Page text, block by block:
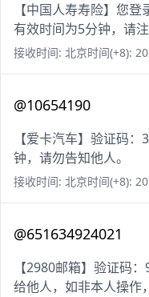
【中国人寿寿险】您
有效时间为5分钟，请注
接收时间: 北京时间(+8):
@10654190
【爱卡汽车】验证码
钟，请勿告知他人。
接收时间: 北京时间(+8):
@651634924021
【2980邮箱】验证码
给他人，如非本人操作